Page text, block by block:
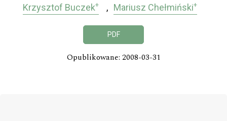
Krzysztof Buczek+ Mariusz Chełmiński+
PDF
Opublikowane: 2008-03-31